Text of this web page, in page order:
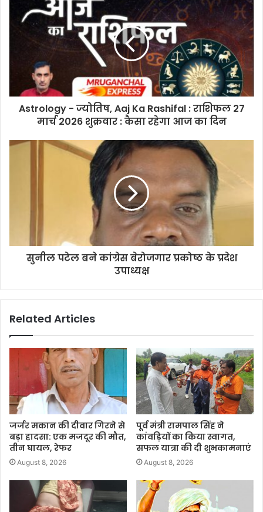
Astrology - ज्योतिष, Aaj Ka Rashifal : राशिफल 27
मार्च 2026 शुक्रवार : कैसा रहेगा आज का दिन
सुनील पटेल बने कांग्रेस बेरोजगार प्रकोष्ठ के प्रदेश
उपाध्यक्ष
Related Articles
जर्जर मकान की दीवार गिरने से
बड़ा हादसा: एक मजदूर की मौत,
तीन घायल, रेफर
August 8, 2026
पूर्व मंत्री रामपाल सिंह ने
कांवड़ियों का किया स्वागत,
सफल यात्रा की दी शुभकामनाएं
August 8, 2026